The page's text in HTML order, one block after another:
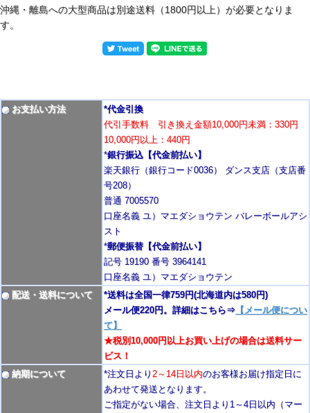
沖縄・離島への大型商品は別途送料（1800円以上）が必要となりま
す。
お支払い方法
*代金引換
代引手数料 引き換え金額10,000円未満：330円
10,000円以上：440円
*銀行振込【代金前払い】
楽天銀行（銀行コード0036） ダンス支店（支店番
号208）
普通 7005570
口座名義 ユ）マエダショウテン バレーボールアシ
スト
*郵便振替【代金前払い】
記号 19190 番号 3964141
口座名義 ユ）マエダショウテン
配送・送料について
*送料は全国一律759円(北海道内は580円)
メール便220円。詳細はこちら⇒ 【メール便につい
て】
★税別10,000円以上お買い上げの場合は送料サー
ビス！
納期について
*注文日より2～14日以内のお客様お届け指定日に
あわせて発送となります。
ご指定がない場合、注文日より1～4日以内 （マー